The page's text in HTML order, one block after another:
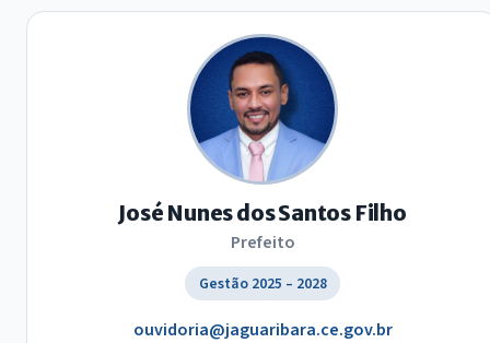
José Nunes dos Santos Filho
Prefeito
Gestão 2025 – 2028
ouvidoria@jaguaribara.ce.gov.br